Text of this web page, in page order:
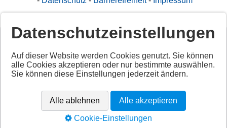
Deaktiviertes Script!
Aktivieren Sie alle Cookies per Klick auf "Alle akzeptieren"
um diesen Inhalt anzuzeigen.
Anbieter: Unbekannt
https://app.cituro.com/booking-widget
Alle akzeptieren
Datenschutzeinstellungen
Auf dieser Website werden Cookies genutzt. Sie können
alle Cookies akzeptieren oder nur bestimmte auswählen.
Sie können diese Einstellungen jederzeit ändern.
Alle ablehnen Alle akzeptieren
Cookie-Einstellungen